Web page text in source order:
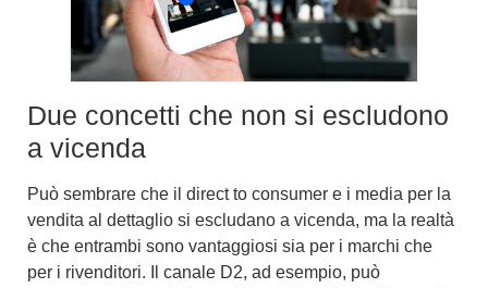
Due concetti che non si escludono
a vicenda
Può sembrare che il direct to consumer e i media per la
vendita al dettaglio si escludano a vicenda, ma la realtà
è che entrambi sono vantaggiosi sia per i marchi che
per i rivenditori. Il canale D2, ad esempio, può